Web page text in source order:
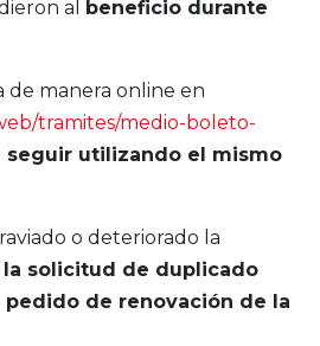
al
beneficio durante
de manera online en
tramites/medio-boleto-
seguir utilizando el mismo
o deteriorado la
la solicitud de duplicado
de renovación de la